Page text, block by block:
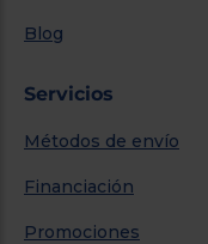
Blog
Servicios
Métodos de envío
Financiación
Promociones